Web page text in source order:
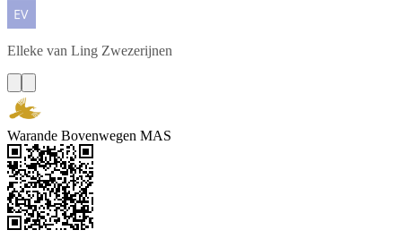
Elleke van Ling Zwezerijnen
Warande Bovenwegen MAS